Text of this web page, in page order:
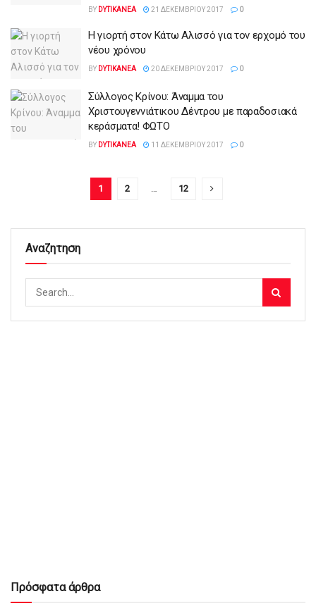
BY DYTIKANEA 21 ΔΕΚΕΜΒΡΊΟΥ 2017 0
Η γιορτή στον Κάτω Αλισσό για τον ερχομό του
νέου χρόνου
BY DYTIKANEA 20 ΔΕΚΕΜΒΡΊΟΥ 2017 0
Σύλλογος Κρίνου: Άναμμα του
Χριστουγεννιάτικου Δέντρου με παραδοσιακά
κεράσματα! ΦΩΤΟ
BY DYTIKANEA 11 ΔΕΚΕΜΒΡΊΟΥ 2017 0
1 2 12
Αναζητηση
Πρόσφατα άρθρα